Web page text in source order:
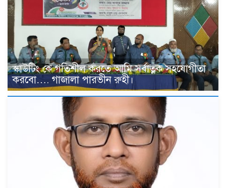
স্কাউটিং কে গতিশীল করতে আমি সর্বাত্নক সহযোগীতা
করবো…. গাজালা পারভীন রুহী।